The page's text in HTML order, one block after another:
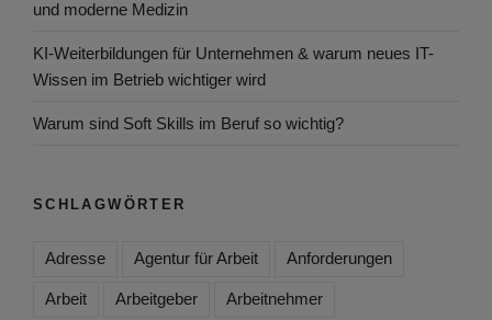
und moderne Medizin
KI-Weiterbildungen für Unternehmen & warum neues IT-
Wissen im Betrieb wichtiger wird
Warum sind Soft Skills im Beruf so wichtig?
SCHLAGWÖRTER
Adresse Agentur für Arbeit Anforderungen
Arbeit Arbeitgeber Arbeitnehmer